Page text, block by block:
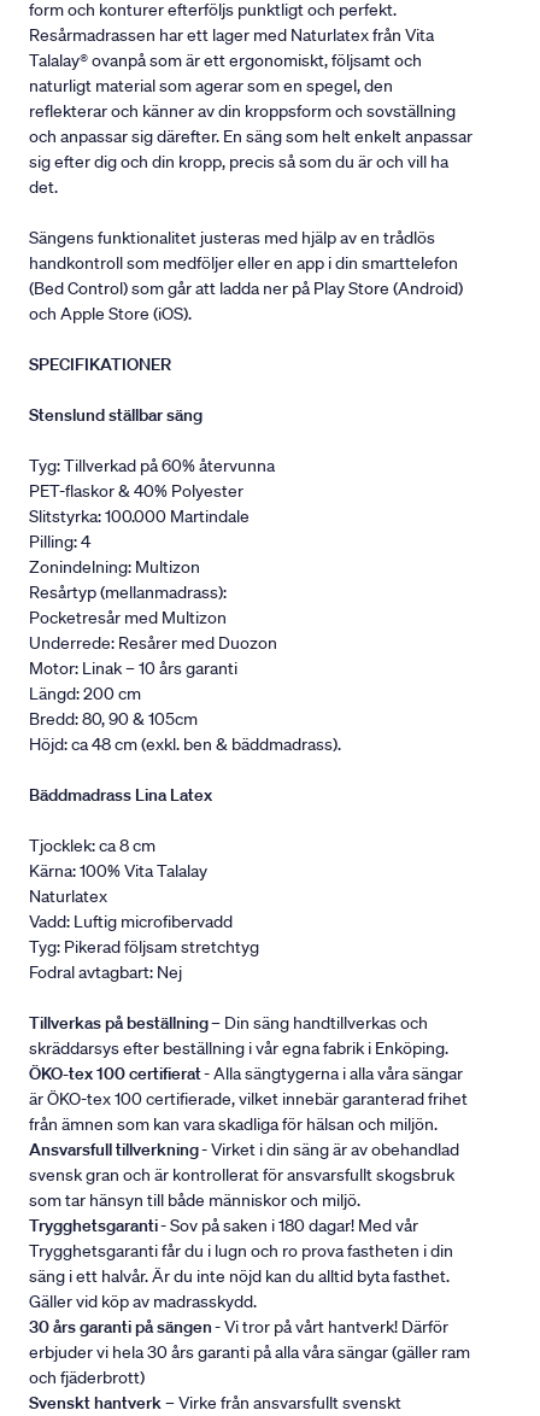
form och konturer efterföljs punktligt och perfekt.
Resårmadrassen har ett lager med Naturlatex från Vita
Talalay® ovanpå som är ett ergonomiskt, följsamt och
naturligt material som agerar som en spegel, den
reflekterar och känner av din kroppsform och sovställning
och anpassar sig därefter. En säng som helt enkelt anpassar
sig efter dig och din kropp, precis så som du är och vill ha
det.
Sängens funktionalitet justeras med hjälp av en trådlös
handkontroll som medföljer eller en app i din smarttelefon
(Bed Control) som går att ladda ner på Play Store (Android)
och Apple Store (iOS).
SPECIFIKATIONER
Stenslund ställbar säng
Tyg: Tillverkad på 60% återvunna
PET-flaskor & 40% Polyester
Slitstyrka: 100.000 Martindale
Pilling: 4
Zonindelning: Multizon
Resårtyp (mellanmadrass):
Pocketresår med Multizon
Underrede: Resårer med Duozon
Motor: Linak – 10 års garanti
Längd: 200 cm
Bredd: 80, 90 & 105cm
Höjd: ca 48 cm (exkl. ben & bäddmadrass).
Bäddmadrass Lina Latex
Tjocklek: ca 8 cm
Kärna: 100% Vita Talalay
Naturlatex
Vadd: Luftig microfibervadd
Tyg: Pikerad följsam stretchtyg
Fodral avtagbart: Nej
Tillverkas på beställning– Din säng handtillverkas och
skräddarsys efter beställning i vår egna fabrik i Enköping.
ÖKO-tex 100 certifierat- Alla sängtygerna i alla våra sängar
är ÖKO-tex 100 certifierade, vilket innebär garanterad frihet
från ämnen som kan vara skadliga för hälsan och miljön.
Ansvarsfull tillverkning- Virket i din säng är av obehandlad
svensk gran och är kontrollerat för ansvarsfullt skogsbruk
som tar hänsyn till både människor och miljö.
Trygghetsgaranti- Sov på saken i 180 dagar! Med vår
Trygghetsgaranti får du i lugn och ro prova fastheten i din
säng i ett halvår. Är du inte nöjd kan du alltid byta fasthet.
Gäller vid köp av madrasskydd.
30 års garanti på sängen- Vi tror på vårt hantverk! Därför
erbjuder vi hela 30 års garanti på alla våra sängar (gäller ram
och fjäderbrott)
Svenskt hantverk– Virke från ansvarsfullt svenskt